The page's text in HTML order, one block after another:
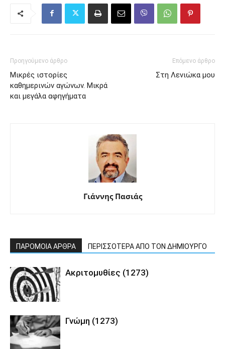
Προηγούμενο άρθρο
Μικρές ιστορίες
καθημερινών αγώνων. Μικρά
και μεγάλα αφηγήματα
Επόμενο άρθρο
Στη Λενιώκα μου
Γιάννης Πασιάς
ΠΑΡΟΜΟΙΑ ΑΡΘΡΑ ΠΕΡΙΣΣΟΤΕΡΑ ΑΠΟ ΤΟΝ ΔΗΜΙΟΥΡΓΟ
Ακριτομυθίες (1273)
Γνώμη (1273)